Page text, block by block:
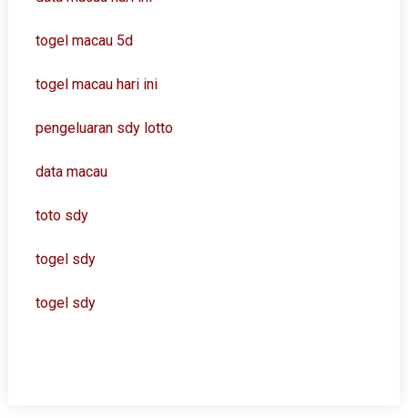
togel macau 5d
togel macau hari ini
pengeluaran sdy lotto
data macau
toto sdy
togel sdy
togel sdy